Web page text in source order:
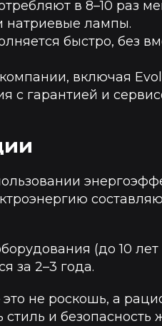
в 8–10 раз
натриевые лампы.
быстро, без
включая
с гарантией и
(до 10 лет
за 2–3 года.
не роскошь, а
и безопасность